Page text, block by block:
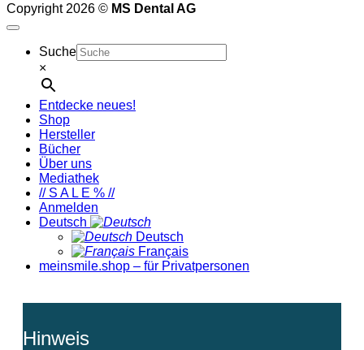
Copyright 2026 © MS Dental AG
Suche
×
Entdecke neues!
Shop
Hersteller
Bücher
Über uns
Mediathek
// S A L E % //
Anmelden
Deutsch
Deutsch
Français
meinsmile.shop – für Privatpersonen
Hinweis